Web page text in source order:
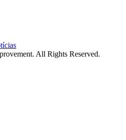
All Rights Reserved.